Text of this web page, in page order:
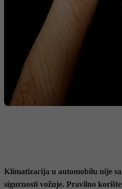
Klimatizacija u automobilu nije
sigurnosti vožnje. Pravilno